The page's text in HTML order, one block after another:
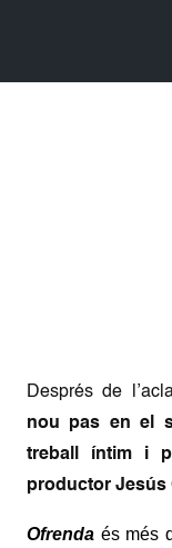
Després de
nou pas en el
treball íntim i
productor Jesús
Ofrenda és més